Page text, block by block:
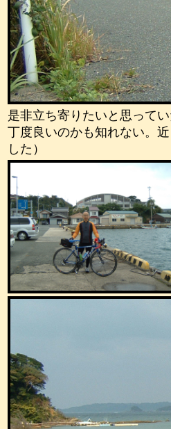
是非立ち寄りたいと思って
丁度良いのかも知れない。
した）